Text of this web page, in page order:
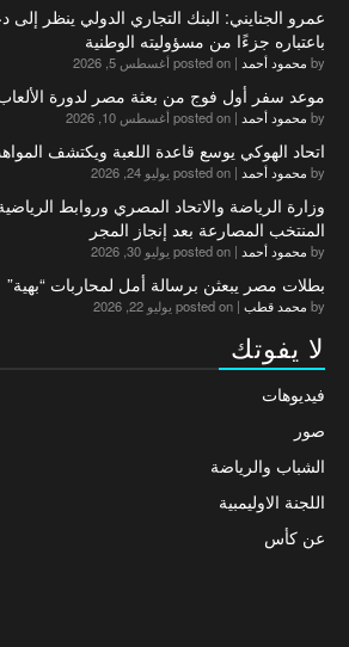
عمرو الجنايني: البنك التجاري الدولي ينظر إلى
باعتباره جزءًا من مسؤوليته الوطنية
by محمود أحمد | posted on أغسطس 5, 2026
موعد سفر أول فوج من بعثة مصر لدورة
by محمود أحمد | posted on أغسطس 10, 2026
اتحاد الهوكي يوسع قاعدة اللعبة ويكتشف
by محمود أحمد | posted on يوليو 24, 2026
وزارة الرياضة والاتحاد المصري وروابط
المنتخب المصارعة بعد إنجاز المجر
by محمود أحمد | posted on يوليو 30, 2026
بطلات مصر يبعثن برسالة أمل لمحاربات “بهية”
by محمد قطب | posted on يوليو 22, 2026
لا يفوتك
فيديوهات
صور
الشباب والرياضة
اللجنة الاوليمبية
عن كأس